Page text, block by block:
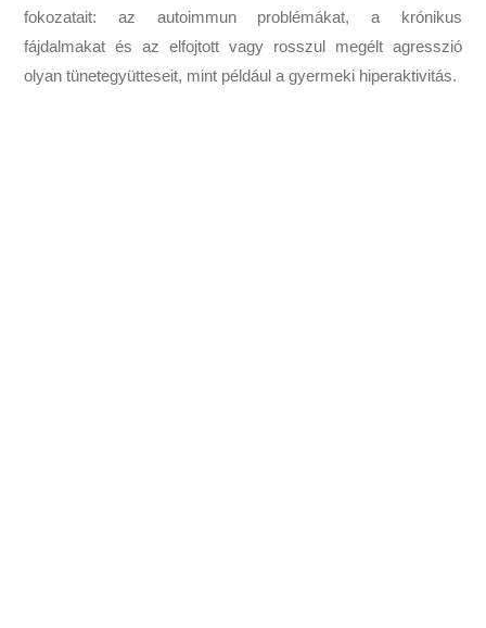
fokozatait: az autoimmun problémákat, a krónikus
fájdalmakat és az elfojtott vagy rosszul megélt agresszió
olyan tünetegyütteseit, mint például a gyermeki hiperaktivitás.